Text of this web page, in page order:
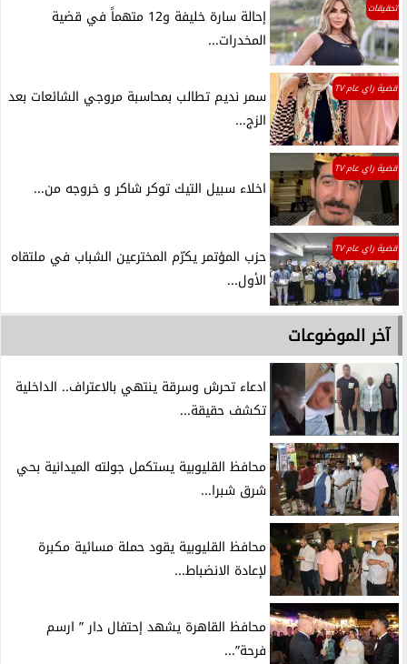
تحقيقات
إحالة سارة خليفة و12 متهماً في قضية
المخدرات...
قضية راي عام TV
سمر نديم تطالب بمحاسبة مروجي الشائعات بعد
الزج...
قضية راي عام TV
اخلاء سبيل التيك توكر شاكر و خروجه من...
قضية راي عام TV
حزب المؤتمر يكرّم المخترعين الشباب في ملتقاه
الأول...
آخر الموضوعات
ادعاء تحرش وسرقة ينتهي بالاعتراف.. الداخلية
تكشف حقيقة...
محافظ القليوبية يستكمل جولته الميدانية بحي
شرق شبرا...
محافظ القليوبية يقود حملة مسائية مكبرة
لإعادة الانضباط...
محافظ القاهرة يشهد إحتفال دار ” ارسم
فرحة”...